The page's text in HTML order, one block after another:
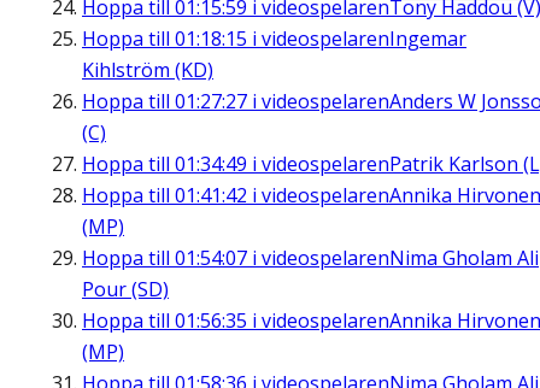
Hoppa till 01:15:59 i videospelarenTony Haddou (V)
Hoppa till 01:18:15 i videospelarenIngemar
Kihlström (KD)
Hoppa till 01:27:27 i videospelarenAnders W
(C)
Hoppa till 01:34:49 i videospelarenPatrik Karlson
Hoppa till 01:41:42 i videospelarenAnnika Hirvonen
(MP)
Hoppa till 01:54:07 i videospelarenNima Gholam Ali
Pour (SD)
Hoppa till 01:56:35 i videospelarenAnnika Hirvonen
(MP)